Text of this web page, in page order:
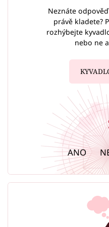
Neznáte
právě kladete?
rozhýbejte
nebo ne
ANO